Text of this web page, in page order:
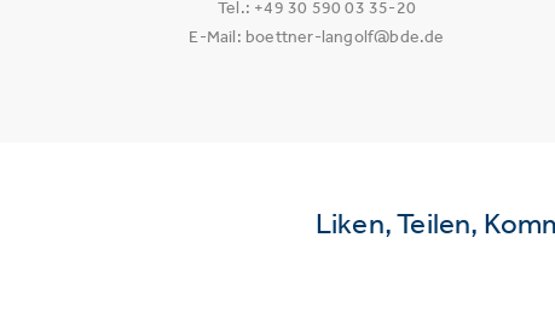
Tel.: +49 30 590 03 35-20
E-Mail: boettner-langolf@bde.de
Liken, Teilen,